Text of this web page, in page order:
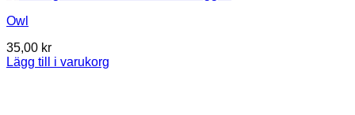
Owl
35,00 kr
Lägg till i varukorg